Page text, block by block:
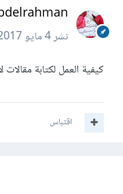
نشر4 مايو 2017
كيفية العمل لكتابة
اقتباس